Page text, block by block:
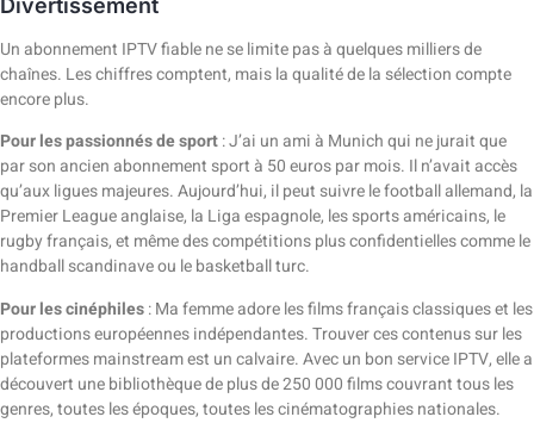
Divertissement
Un abonnement IPTV fiable ne se limite pas à quelques milliers de
chaînes. Les chiffres comptent, mais la qualité de la sélection compte
encore plus.
Pour les passionnés de sport: J’ai un ami à Munich qui ne jurait que
par son ancien abonnement sport à 50 euros par mois. Il n’avait accès
qu’aux ligues majeures. Aujourd’hui, il peut suivre le football allemand, la
Premier League anglaise, la Liga espagnole, les sports américains, le
rugby français, et même des compétitions plus confidentielles comme le
handball scandinave ou le basketball turc.
Pour les cinéphiles: Ma femme adore les films français classiques et les
productions européennes indépendantes. Trouver ces contenus sur les
plateformes mainstream est un calvaire. Avec un bon service IPTV, elle a
découvert une bibliothèque de plus de 250 000 films couvrant tous les
genres, toutes les époques, toutes les cinématographies nationales.